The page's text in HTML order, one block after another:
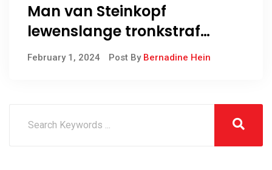
Man van Steinkopf
lewenslange tronkstraf
opgelê
February 1, 2024 Post By Bernadine Hein